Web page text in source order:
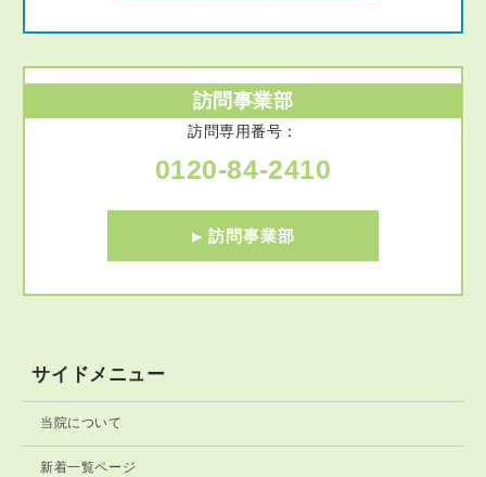
訪問事業部
訪問専用番号：
0120-84-2410
訪問事業部
サイドメニュー
当院について
新着一覧ページ